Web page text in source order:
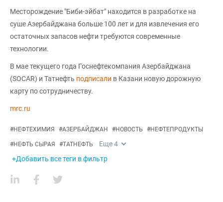
Месторождение "Биби-эйбат" находится в разработке на
суше Азербайджана больше 100 лет и для извлечения его
остаточных запасов нефти требуются современные
технологии.
В мае текущего года Госнефтекомпания Азербайджана
(SOCAR) и Татнефть подписали в Казани новую дорожную
карту по сотрудничеству.
mrc.ru
#НЕФТЕХИМИЯ #АЗЕРБАЙДЖАН #НОВОСТЬ #НЕФТЕПРОДУКТЫ
#НЕФТЬ СЫРАЯ #ТАТНЕФТЬ Еще4
+Добавить все теги в фильтр